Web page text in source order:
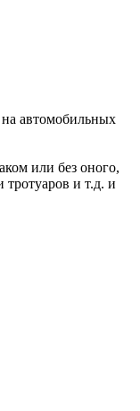
автомобильных
или без оного,
тротуаров и т.д. и